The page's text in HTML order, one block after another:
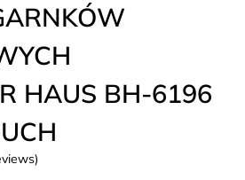
HAUS BH-6196